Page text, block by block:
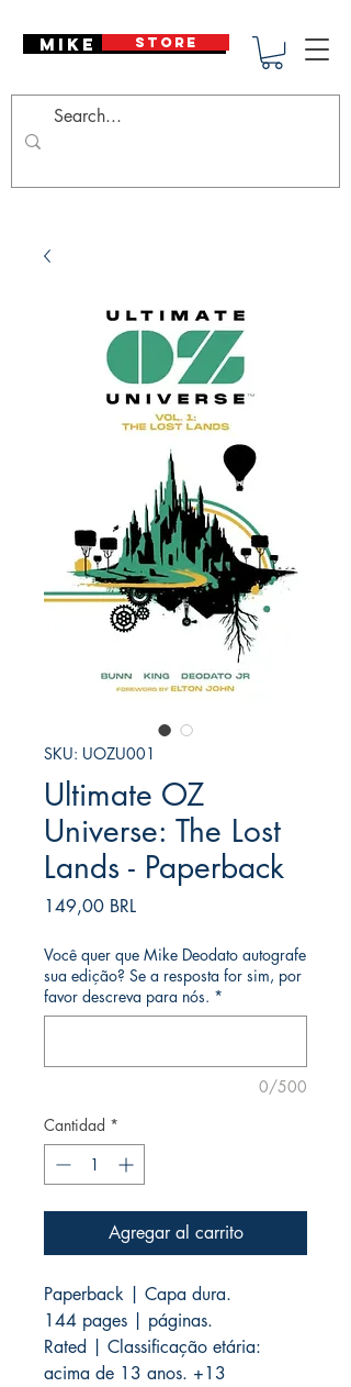
Mike Deodato
STORE
SKU: UOZU001
Ultimate OZ
Universe: The Lost
Lands - Paperback
149,00 BRLPrecio
Você quer que Mike Deodato autografe
sua edição? Se a resposta for sim, por
favor descreva para nós. *
0/500
Cantidad *
Agregar al carrito
Paperback | Capa dura.
144 pages | páginas.
Rated | Classificação etária:
acima de 13 anos. +13